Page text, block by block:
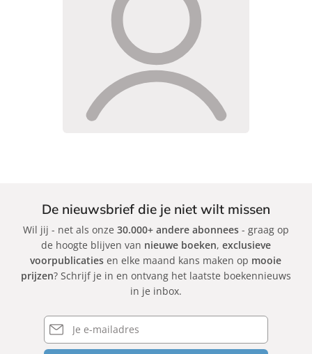
De nieuwsbrief die je niet wilt missen
Wil jij - net als onze 30.000+ andere abonnees- graag op
de hoogte blijven van nieuwe boeken, exclusieve
voorpublicaties en elke maand kans maken op mooie
prijzen? Schrijf je in en ontvang het laatste boekennieuws
in je inbox.
E-
mailadres